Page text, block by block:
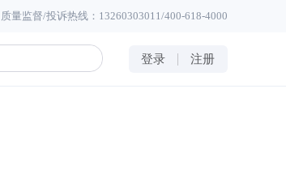
质量监督/投诉热线：13260303011/400-618-4000
登录 注册